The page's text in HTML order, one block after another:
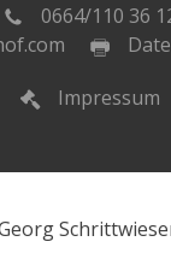
0664/110 36
Impressum